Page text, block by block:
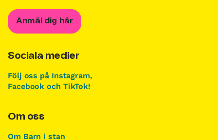
Anmäl dig här
Sociala medier
Följ oss på Instagram,
Facebook och TikTok!
Om oss
Om Barn i stan